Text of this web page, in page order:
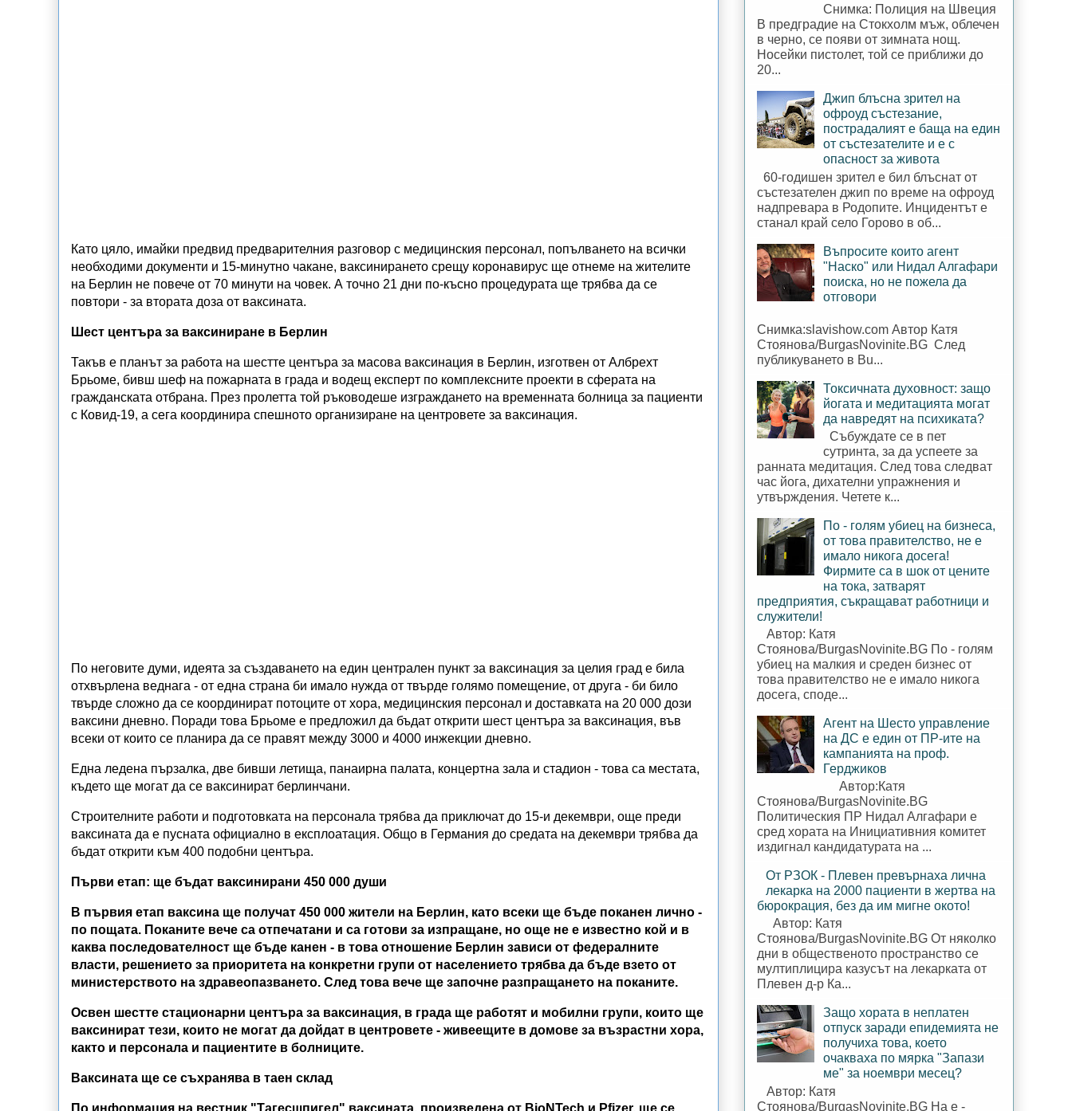
Като цяло, имайки предвид предварителния разговор с медицинския персонал, попълването на всички
необходими документи и 15-минутно чакане, ваксинирането срещу коронавирус ще отнеме на жителите
на Берлин не повече от 70 минути на човек. А точно 21 дни по-късно процедурата ще трябва да се
повтори - за втората доза от ваксината.
Шест центъра за ваксиниране в Берлин
Такъв е планът за работа на шестте центъра за масова ваксинация в Берлин, изготвен от Албрехт
Брьоме, бивш шеф на пожарната в града и водещ експерт по комплексните проекти в сферата на
гражданската отбрана. През пролетта той ръководеше изграждането на временната болница за пациенти
с Ковид-19, а сега координира спешното организиране на центровете за ваксинация.
По неговите думи, идеята за създаването на един централен пункт за ваксинация за целия град е била
отхвърлена веднага - от една страна би имало нужда от твърде голямо помещение, от друга - би било
твърде сложно да се координират потоците от хора, медицинския персонал и доставката на 20 000 дози
ваксини дневно. Поради това Брьоме е предложил да бъдат открити шест центъра за ваксинация, във
всеки от които се планира да се правят между 3000 и 4000 инжекции дневно.
Една ледена пързалка, две бивши летища, панаирна палата, концертна зала и стадион - това са местата,
където ще могат да се ваксинират берлинчани.
Строителните работи и подготовката на персонала трябва да приключат до 15-и декември, още преди
ваксината да е пусната официално в експлоатация. Общо в Германия до средата на декември трябва да
бъдат открити към 400 подобни центъра.
Първи етап: ще бъдат ваксинирани 450 000 души
В първия етап ваксина ще получат 450 000 жители на Берлин, като всеки ще бъде поканен лично -
по пощата. Поканите вече са отпечатани и са готови за изпращане, но още не е известно кой и в
каква последователност ще бъде канен - в това отношение Берлин зависи от федералните
власти, решението за приоритета на конкретни групи от населението трябва да бъде взето от
министерството на здравеопазването. След това вече ще започне разпращането на поканите.
Освен шестте стационарни центъра за ваксинация, в града ще работят и мобилни групи, които ще
ваксинират тези, които не могат да дойдат в центровете - живеещите в домове за възрастни хора,
както и персонала и пациентите в болниците.
Ваксината ще се съхранява в таен склад
По информация на вестник "Тагесшпигел" ваксината, произведена от BioNTech и Pfizer, ще се
Снимка: Полиция на Швеция
В предградие на Стокхолм мъж, облечен
в черно, се появи от зимната нощ.
Носейки пистолет, той се приближи до
20...
Джип блъсна зрител на
офроуд състезание,
пострадалият е баща на един
от състезателите и е с
опасност за живота
60-годишен зрител е бил блъснат от
състезателен джип по време на офроуд
надпревара в Родопите. Инцидентът е
станал край село Горово в об...
Въпросите които агент
"Наско" или Нидал Алгафари
поиска, но не пожела да
отговори
Снимка:slavishow.com Автор Катя
Стоянова/BurgasNovinite.BG След
публикуването в Bu...
Токсичната духовност: защо
йогата и медитацията могат
да навредят на психиката?
Събуждате се в пет
сутринта, за да успеете за
ранната медитация. След това следват
час йога, дихателни упражнения и
утвърждения. Четете к...
По - голям убиец на бизнеса,
от това правителство, не е
имало никога досега!
Фирмите са в шок от цените
на тока, затварят
предприятия, съкращават работници и
служители!
Автор: Катя
Стоянова/BurgasNovinite.BG По - голям
убиец на малкия и среден бизнес от
това правителство не е имало никога
досега, споде...
Агент на Шесто управление
на ДС е един от ПР-ите на
кампанията на проф.
Герджиков
Автор:Катя
Стоянова/BurgasNovinite.BG
Политическия ПР Нидал Алгафари е
сред хората на Инициативния комитет
издигнал кандидатурата на ...
От РЗОК - Плевен превърнаха лична
лекарка на 2000 пациенти в жертва на
бюрокрация, без да им мигне окото!
Автор: Катя
Стоянова/BurgasNovinite.BG От няколко
дни в общественото пространство се
мултиплицира казусът на лекарката от
Плевен д-р Ка...
Защо хората в неплатен
отпуск заради епидемията не
получиха това, което
очакваха по мярка "Запази
ме" за ноември месец?
Автор: Катя
Стоянова/BurgasNovinite.BG На е -